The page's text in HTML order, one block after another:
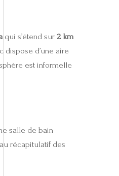
qui s’étend sur 2 km
dispose d’une aire
est informelle
salle de bain
récapitulatif des